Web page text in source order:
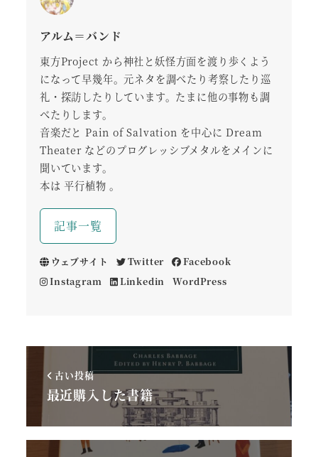
アルム＝バンド
東方Project から神社と妖怪方面を渡り歩くよう
になって早幾年。元ネタを調べたり考察したり巡
礼・探訪したりしています。たまに他の事物も調
べたりします。
音楽だと Pain of Salvation を中心に Dream
Theater などのプログレッシブメタルをメインに
聞いています。
本は 平行植物 。
記事一覧
ウェブサイト Twitter
Facebook
Instagram
Linkedin WordPress
古い投稿
最近購入した書籍